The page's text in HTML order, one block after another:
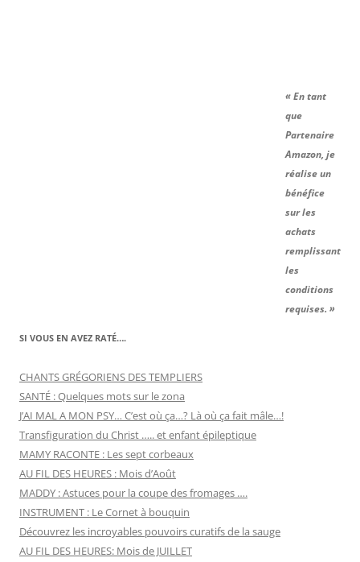
« En tant
que
Partenaire
Amazon, je
réalise un
bénéfice
sur les
achats
remplissant
les
conditions
requises. »
SI VOUS EN AVEZ RATÉ….
CHANTS GRÉGORIENS DES TEMPLIERS
SANTÉ : Quelques mots sur le zona
J’AI MAL A MON PSY… C’est où ça…? Là où ça fait mâle…!
Transfiguration du Christ ….. et enfant épileptique
MAMY RACONTE : Les sept corbeaux
AU FIL DES HEURES : Mois d’Août
MADDY : Astuces pour la coupe des fromages ….
INSTRUMENT : Le Cornet à bouquin
Découvrez les incroyables pouvoirs curatifs de la sauge
AU FIL DES HEURES: Mois de JUILLET